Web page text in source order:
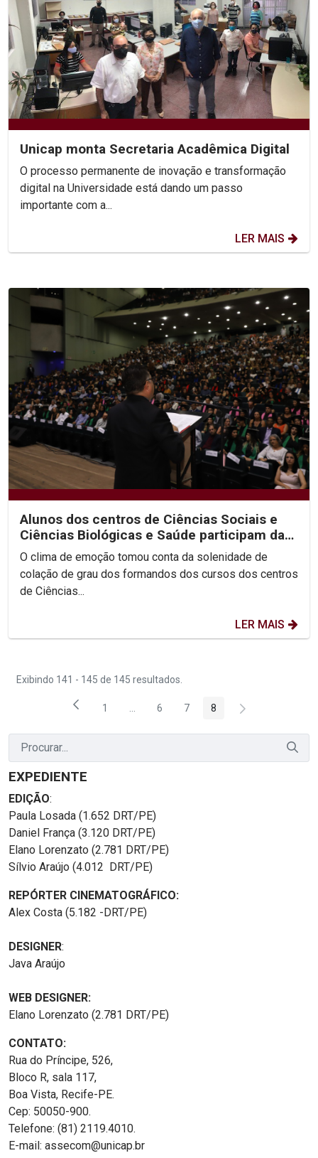
Unicap monta Secretaria Acadêmica Digital
O processo permanente de inovação e transformação
digital na Universidade está dando um passo
importante com a...
LER MAIS
Alunos dos centros de Ciências Sociais e
Ciências Biológicas e Saúde participam da
segunda noite...
O clima de emoção tomou conta da solenidade de
colação de grau dos formandos dos cursos dos centros
de Ciências...
LER MAIS
Exibindo 141 - 145 de 145 resultados.
Página
1 Páginas intermediárias Usar ABA para
Página
6 Página
7 Página
8
EXPEDIENTE
EDIÇÃO:
Paula Losada (1.652 DRT/PE)
Daniel França (3.120 DRT/PE)
Elano Lorenzato (2.781 DRT/PE)
Sílvio Araújo (4.012 DRT/PE)
REPÓRTER CINEMATOGRÁFICO:
Alex Costa (5.182 -DRT/PE)
DESIGNER:
Java Araújo
WEB DESIGNER:
Elano Lorenzato (2.781 DRT/PE)
CONTATO:
Rua do Príncipe, 526,
Bloco R, sala 117,
Boa Vista, Recife-PE.
Cep: 50050-900.
Telefone: (81) 2119.4010.
E-mail: assecom@unicap.br